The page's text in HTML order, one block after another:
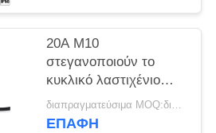
20A M10
στεγανοποιούν το
κυκλικό λαστιχένιο
νάυλον PVC
συνδετήρων άνδρα-
διαπραγματεύσιμα MOQ:διαπραγματεύσιμος
ΕΠΑΦΉ